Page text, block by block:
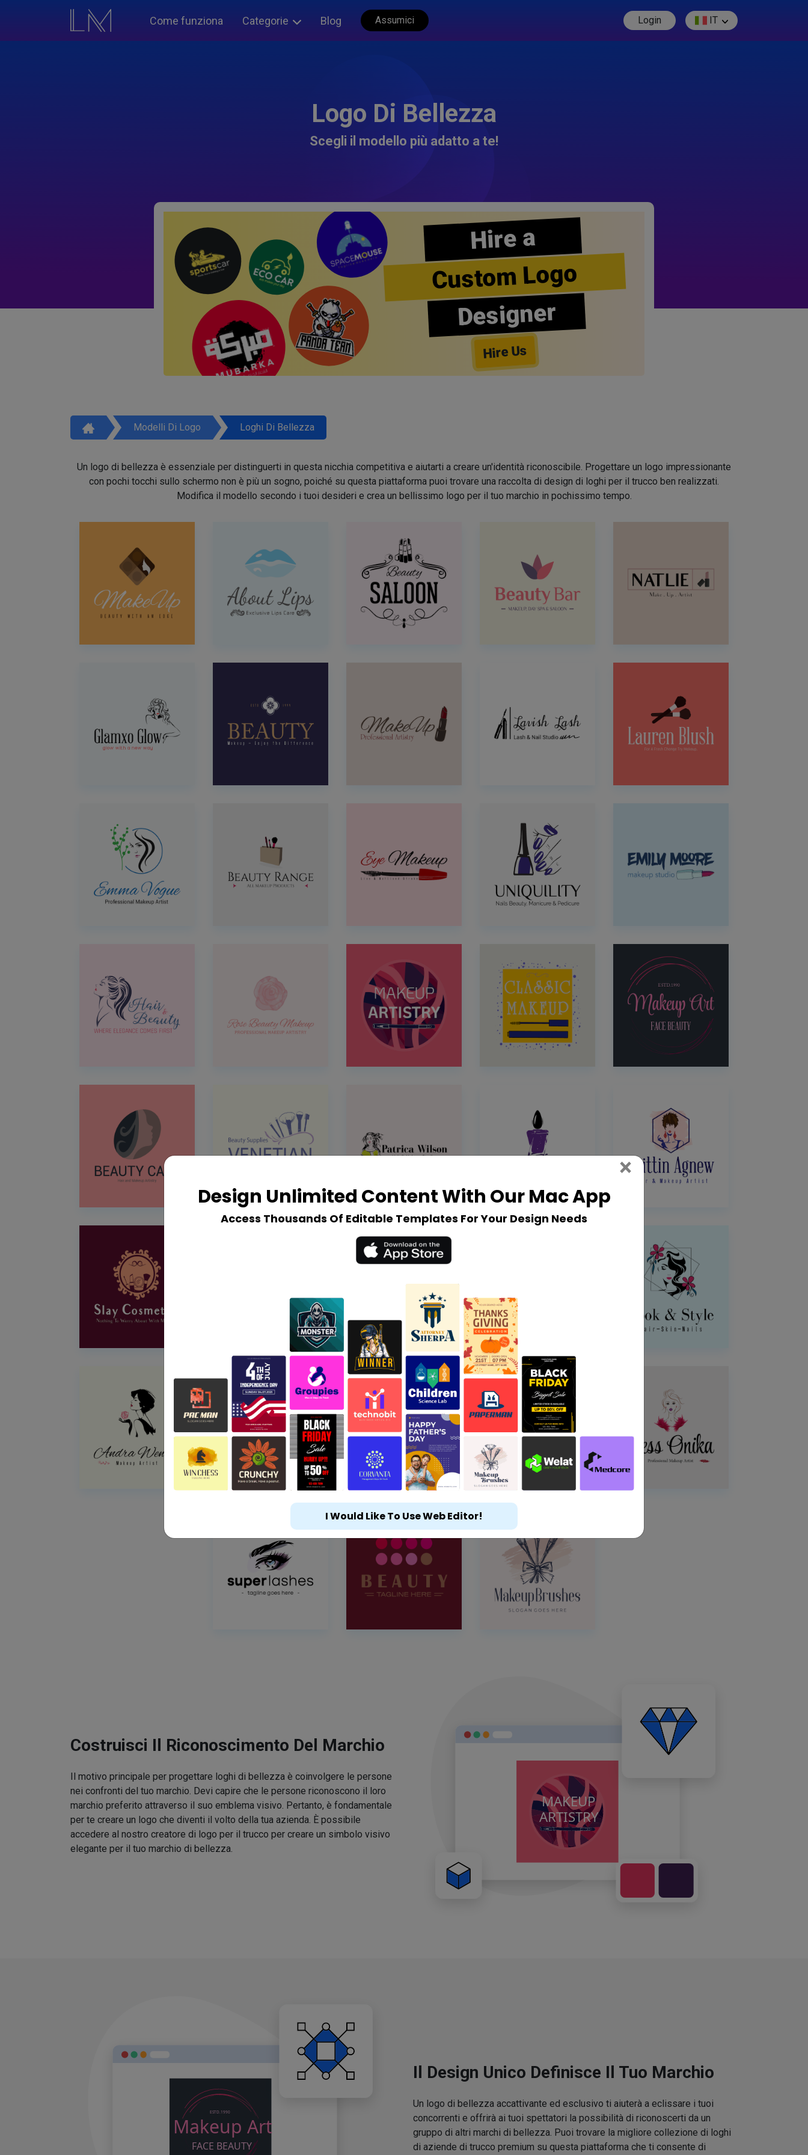
Come funziona Categorie Blog Assumici Login IT
Logo Di Bellezza
Scegli il modello più adatto a te!
Hire a
Custom Logo
Designer
Hire Us
Modelli Di Logo Loghi Di Bellezza
Un logo di bellezza è essenziale per distinguerti in questa nicchia competitiva e aiutarti a creare un'identità riconoscibile. Progettare un logo impressionante
con pochi tocchi sullo schermo non è più un sogno, poiché su questa piattaforma puoi trovare una raccolta di design di loghi per il trucco ben realizzati.
Modifica il modello secondo i tuoi desideri e crea un bellissimo logo per il tuo marchio in pochissimo tempo.
Costruisci Il Riconoscimento Del Marchio
Il motivo principale per progettare loghi di bellezza è coinvolgere le persone
nei confronti del tuo marchio. Devi capire che le persone riconoscono il loro
marchio preferito attraverso il suo emblema visivo. Pertanto, è fondamentale
per te creare un logo che diventi il volto della tua azienda. È possibile
accedere al nostro creatore di logo per il trucco per creare un simbolo visivo
elegante per il tuo marchio di bellezza.
Il Design Unico Definisce Il Tuo Marchio
Un logo di bellezza accattivante ed esclusivo ti aiuterà a eclissare i tuoi
concorrenti e offrirà ai tuoi spettatori la possibilità di riconoscerti da un
gruppo di altri marchi di bellezza. Puoi trovare la migliore collezione di loghi
di aziende di trucco premium su questa piattaforma che ti consente di
Design Unlimited Content With Our Mac App
Access Thousands Of Editable Templates For Your Design Needs
× Close
I Would Like To Use Web Editor!